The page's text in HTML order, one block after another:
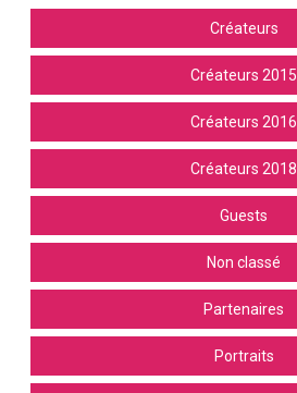
Créateurs
Créateurs 2015
Créateurs 2016
Créateurs 2018
Guests
Non classé
Partenaires
Portraits